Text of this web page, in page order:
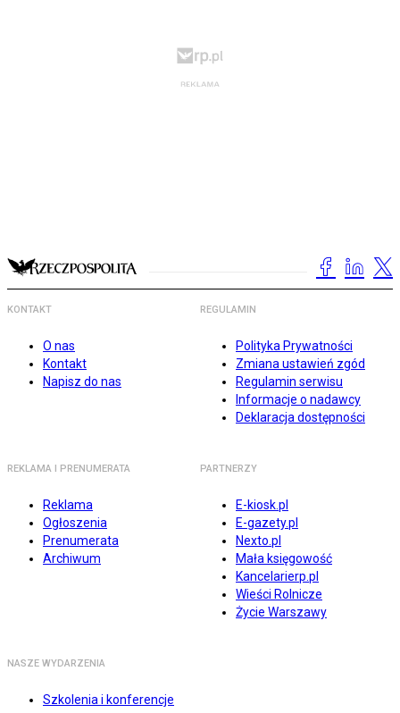
KONTAKT
O nas
Kontakt
Napisz do nas
REGULAMIN
Polityka Prywatności
Zmiana ustawień zgód
Regulamin serwisu
Informacje o nadawcy
Deklaracja dostępności
REKLAMA I PRENUMERATA
Reklama
Ogłoszenia
Prenumerata
Archiwum
PARTNERZY
E-kiosk.pl
E-gazety.pl
Nexto.pl
Mała księgowość
Kancelarierp.pl
Wieści Rolnicze
Życie Warszawy
NASZE WYDARZENIA
Szkolenia i konferencje